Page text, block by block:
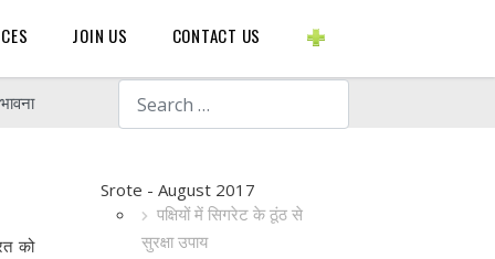
Search
JOIN US CONTACT US
Srote - August 2017
पक्षियों में सिगरेट के ठूंठ से
सुरक्षा उपाय
को